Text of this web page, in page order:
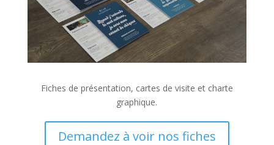
Fiches de présentation, cartes de visite et charte
graphique.
Demandez à voir nos fiches